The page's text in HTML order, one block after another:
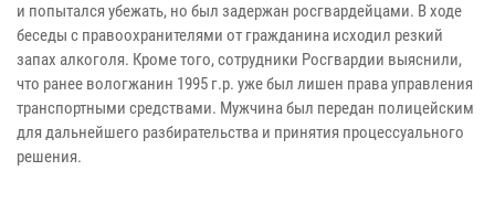
и попытался убежать, но был задержан росгвардейцами. В ходе
беседы с правоохранителями от гражданина исходил резкий
запах алкоголя. Кроме того, сотрудники Росгвардии выяснили,
что ранее вологжанин 1995 г.р. уже был лишен права управления
транспортными средствами. Мужчина был передан полицейским
для дальнейшего разбирательства и принятия процессуального
решения.